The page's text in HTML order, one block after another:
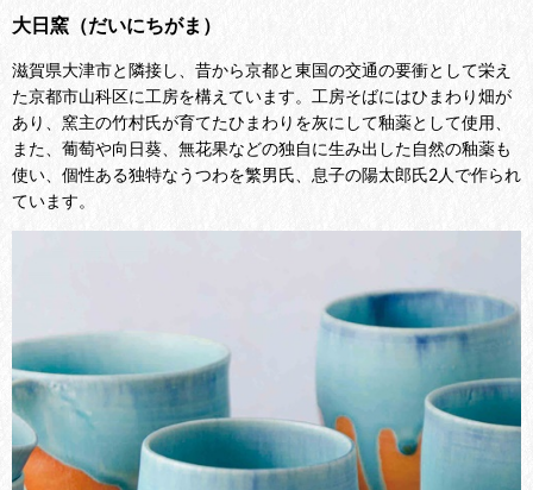
大日窯（だいにちがま）
滋賀県大津市と隣接し、昔から京都と東国の交通の要衝として栄え
た京都市山科区に工房を構えています。工房そばにはひまわり畑が
あり、窯主の竹村氏が育てたひまわりを灰にして釉薬として使用、
また、葡萄や向日葵、無花果などの独自に生み出した自然の釉薬も
使い、個性ある独特なうつわを繁男氏、息子の陽太郎氏2人で作られ
ています。